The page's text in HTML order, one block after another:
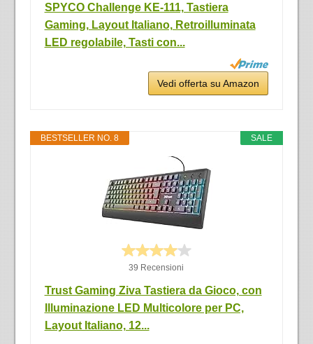
SPYCO Challenge KE-111, Tastiera
Gaming, Layout Italiano, Retroilluminata
LED regolabile, Tasti con...
Vedi offerta su Amazon
SALE
BESTSELLER NO. 8
39 Recensioni
Trust Gaming Ziva Tastiera da Gioco, con
Illuminazione LED Multicolore per PC,
Layout Italiano, 12...